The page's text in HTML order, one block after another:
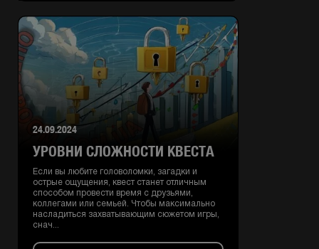
УРОВНИ СЛОЖНОСТИ КВЕСТА
Если вы любите головоломки, загадки и
острые ощущения, квест станет отличным
способом провести время с друзьями,
коллегами или семьей. Чтобы максимально
насладиться захватывающим сюжетом игры,
снач...
24.09.2024